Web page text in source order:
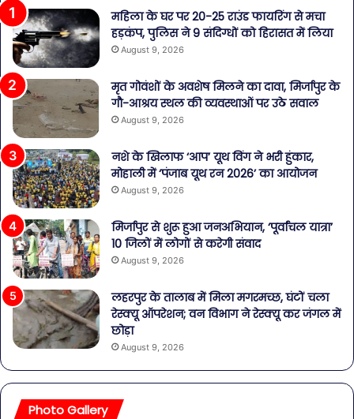
महिला के घर पर 20-25 राउंड फायरिंग से मचा
हड़कंप, पुलिस ने 9 संदिग्धों को हिरासत में लिया
August 9, 2026
मृत गोवंशों के अवशेष मिलने का दावा, मिर्जापुर के
गौ-आश्रय स्थल की व्यवस्थाओं पर उठे सवाल
August 9, 2026
नशे के खिलाफ ‘आप’ यूथ विंग ने भरी हुंकार,
मोहाली में ‘पंजाब यूथ रन 2026’ का आयोजन
August 9, 2026
मिर्जापुर से शुरू हुआ जनअभियान, ‘पूर्वांचल यात्रा’
10 जिलों में लोगों से करेगी संवाद
August 9, 2026
लहरपुर के तालाब में मिला मगरमच्छ, घंटों चला
रेस्क्यू ऑपरेशन; वन विभाग ने रेस्क्यू कर जंगल में
छोड़ा
August 9, 2026
Photo Gallery